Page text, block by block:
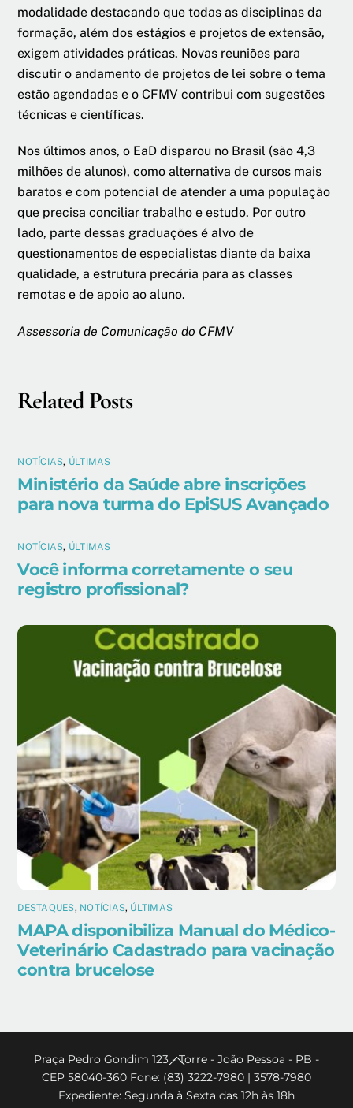
modalidade destacando que todas as disciplinas da
formação, além dos estágios e projetos de extensão,
exigem atividades práticas. Novas reuniões para
discutir o andamento de projetos de lei sobre o tema
estão agendadas e o CFMV contribui com sugestões
técnicas e científicas.
Nos últimos anos, o EaD disparou no Brasil (são 4,3
milhões de alunos), como alternativa de cursos mais
baratos e com potencial de atender a uma população
que precisa conciliar trabalho e estudo. Por outro
lado, parte dessas graduações é alvo de
questionamentos de especialistas diante da baixa
qualidade, a estrutura precária para as classes
remotas e de apoio ao aluno.
Assessoria de Comunicação do CFMV
Related Posts
NOTÍCIAS, ÚLTIMAS
Ministério da Saúde abre inscrições
para nova turma do EpiSUS Avançado
NOTÍCIAS, ÚLTIMAS
Você informa corretamente o seu
registro profissional?
DESTAQUES, NOTÍCIAS, ÚLTIMAS
MAPA disponibiliza Manual do Médico-
Veterinário Cadastrado para vacinação
contra brucelose
Back
To
Top
Praça Pedro Gondim 123 - Torre - João Pessoa - PB -
CEP 58040-360 Fone: (83) 3222-7980 | 3578-7980
Expediente: Segunda à Sexta das 12h às 18h